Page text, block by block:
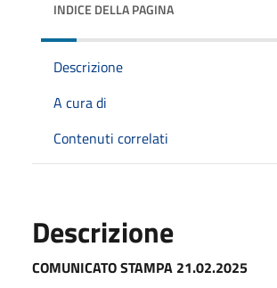
INDICE DELLA PAGINA
Descrizione
A cura di
Contenuti correlati
Descrizione
COMUNICATO STAMPA 21.02.2025